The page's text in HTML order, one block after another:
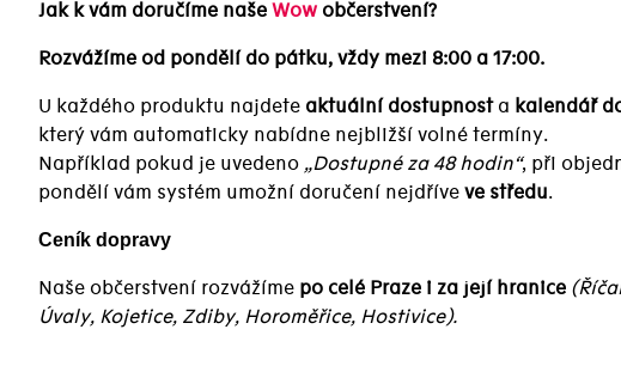
Jak k vám doručíme naše Wow občerstvení?
Rozvážíme od pondělí do pátku, vždy mezi 8:00 a 17:00.
U každého produktu najdete aktuální dostupnosta kalendář
který vám automaticky nabídne nejbližší volné termíny.
Například pokud je uvedeno „Dostupné za 48 hodin“, při
pondělí vám systém umožní doručení nejdříve ve středu.
Ceník dopravy
Naše občerstvení rozvážíme po celé Praze i za její hranice
Úvaly, Kojetice, Zdiby, Horoměřice, Hostivice).